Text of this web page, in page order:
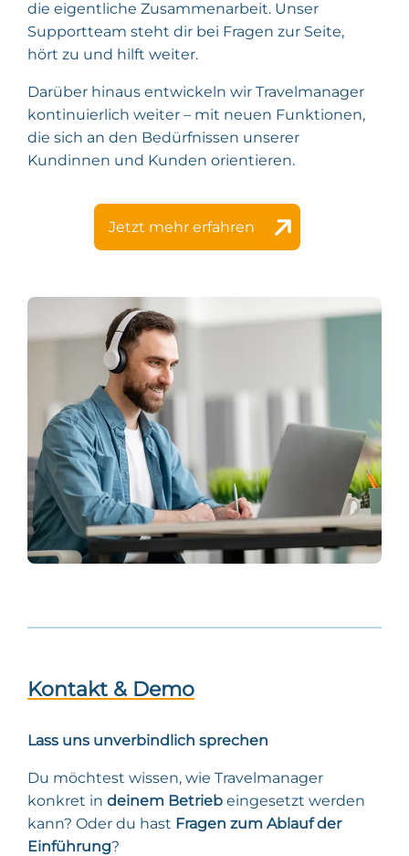
die eigentliche Zusammenarbeit. Unser
Supportteam steht dir bei Fragen zur Seite,
hört zu und hilft weiter.
Darüber hinaus entwickeln wir Travelmanager
kontinuierlich weiter – mit neuen Funktionen,
die sich an den Bedürfnissen unserer
Kundinnen und Kunden orientieren.
Jetzt mehr erfahren
Kontakt & Demo
Lass uns unverbindlich sprechen
Du möchtest wissen, wie Travelmanager
konkret indeinem Betrieb eingesetzt werden
kann? Oder du hast Fragen zum Ablauf der
Einführung?